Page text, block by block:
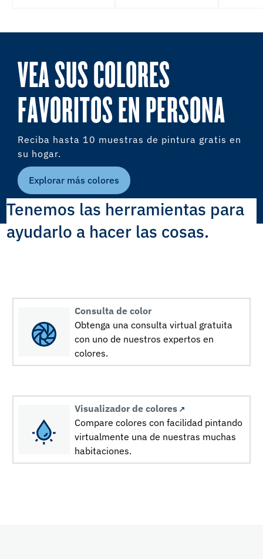
VEA SUS COLORES
FAVORITOS EN PERSONA
Reciba hasta 10 muestras de pintura gratis en
su hogar.
Explorar más colores
Tenemos las herramientas para
ayudarlo a hacer las cosas.
Consulta de color
Obtenga una consulta virtual gratuita
con uno de nuestros expertos en
colores.
Visualizador de colores
Compare colores con facilidad pintando
virtualmente una de nuestras muchas
habitaciones.